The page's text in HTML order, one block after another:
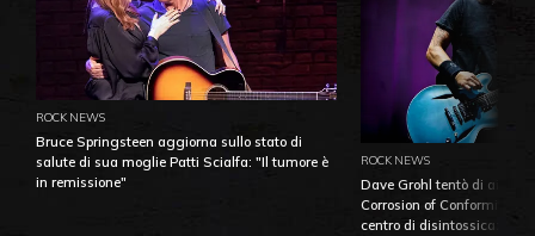
ROCK NEWS
Bruce Springsteen aggiorna sullo stato di
salute di sua moglie Patti Scialfa: "Il tumore è
in remissione"
ROCK NEWS
Dave Grohl tentò di
Corrosion of Conformity
centro di